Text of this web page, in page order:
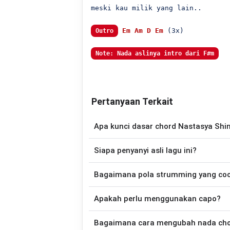
meski kau milik yang lain..
Outro Em Am D Em (3x)
Note: Nada aslinya intro dari F#m
Pertanyaan Terkait
Apa kunci dasar chord Nastasya
disederhanakan sehingga lebih mudah
memainkan lagu ini.
Siapa penyanyi asli lagu ini?
tersedia versi chord
Bagaimana pola strumming yang
Down - Down - Up - Up - Down - Up
Punya yang Lain.
Apakah perlu menggunakan capo?
nada asli penyanyi, kamu dapat
Bagaimana cara mengubah nada